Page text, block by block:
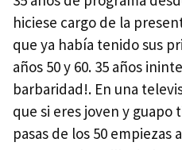
hiciese cargo de la
que ya había tenido sus
años 50 y 60. 35 años
barbaridad!. En una
que si eres joven y guapo
pasas de los 50 empiezas